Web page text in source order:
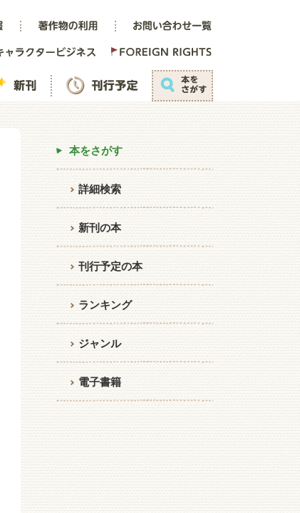
本をさがす
詳細検索
新刊の本
刊行予定の本
ランキング
ジャンル
電子書籍